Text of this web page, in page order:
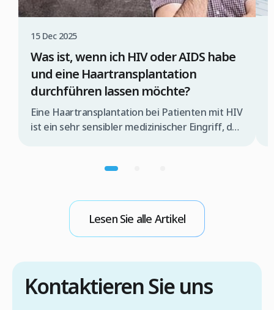
15 Dec 2025
Was ist, wenn ich HIV oder AIDS habe
und eine Haartransplantation
durchführen lassen möchte?
Eine Haartransplantation bei Patienten mit HIV
ist ein sehr sensibler medizinischer Eingriff, der
Bedingungen durchgeführt werden darf.
während der Operation übertragen wird. Wenn
Sie daher eine Haartransplantation mit der
FUE-Methode in der Türkei in Erwägung ziehen,
Lesen Sie alle Artikel
Kontaktieren Sie uns